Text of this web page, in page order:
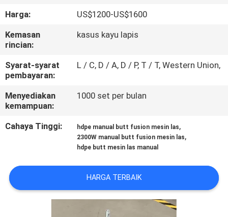
KONTROL
KUALITAS
HUBUNGI
KAMI
PERMINTAAN
PENAWARAN
SITEMAP
Harga:
US$1200-US$1600
Kemasan
rincian:
kasus kayu lapis
Syarat-syarat
pembayaran:
L / C, D / A, D / P, T / T, Western Union,
Menyediakan
kemampuan:
1000 set per bulan
Cahaya Tinggi: hdpe manual butt fusion mesin las,
2300W manual butt fusion mesin las,
hdpe butt mesin las manual
HARGA TERBAIK